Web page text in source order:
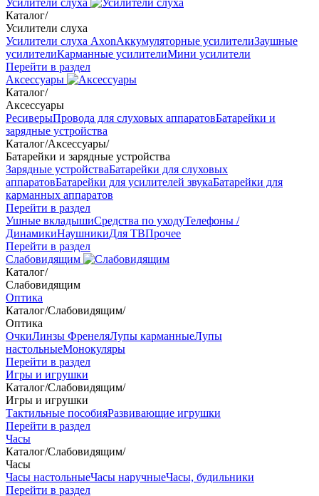
Усилители слуха
Каталог/
Усилители слуха
Усилители слуха AxonАккумуляторные усилителиЗаушные
усилителиКарманные усилителиМини усилители
Перейти в раздел
Аксессуары
Каталог/
Аксессуары
РесиверыПровода для слуховых аппаратовБатарейки и
зарядные устройства
Каталог/Аксессуары/
Батарейки и зарядные устройства
Зарядные устройстваБатарейки для слуховых
аппаратовБатарейки для усилителей звукаБатарейки для
карманных аппаратов
Перейти в раздел
Ушные вкладышиСредства по уходуТелефоны /
ДинамикиНаушникиДля ТВПрочее
Перейти в раздел
Слабовидящим
Каталог/
Слабовидящим
Оптика
Каталог/Слабовидящим/
Оптика
ОчкиЛинзы ФренеляЛупы карманныеЛупы
настольныеМонокуляры
Перейти в раздел
Игры и игрушки
Каталог/Слабовидящим/
Игры и игрушки
Тактильные пособияРазвивающие игрушки
Перейти в раздел
Часы
Каталог/Слабовидящим/
Часы
Часы настольныеЧасы наручныеЧасы, будильники
Перейти в раздел